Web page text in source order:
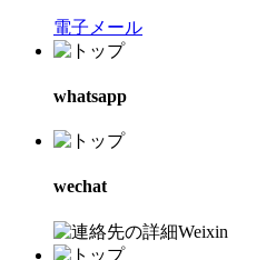
電子メール
whatsapp
wechat